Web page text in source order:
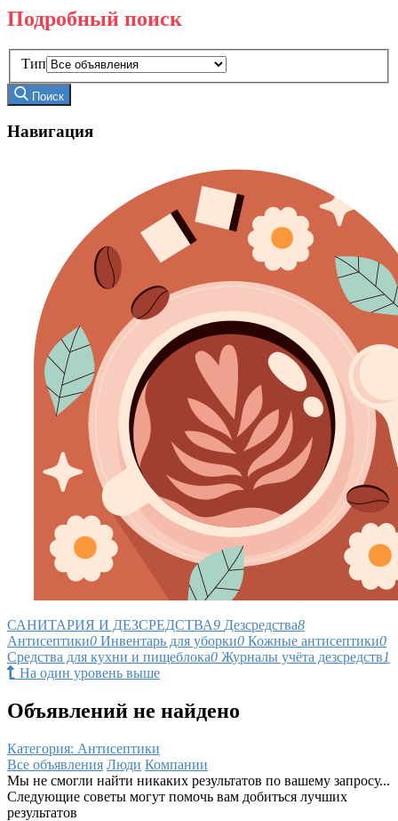
Подробный поиск
Тип
Поиск
Навигация
САНИТАРИЯ И ДЕЗСРЕДСТВА9 Дезсредства8
Антисептики0 Инвентарь для уборки0 Кожные антисептики0
Средства для кухни и пищеблока0 Журналы учёта дезсредств1
На один уровень выше
Объявлений не найдено
Категория: Антисептики
Все объявления Люди Компании
Мы не смогли найти никаких результатов по вашему запросу...
Следующие советы могут помочь вам добиться лучших
результатов